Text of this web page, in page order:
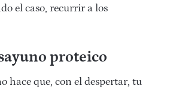
el caso, recurrir a los
proteico
hace que, con el despertar, tu